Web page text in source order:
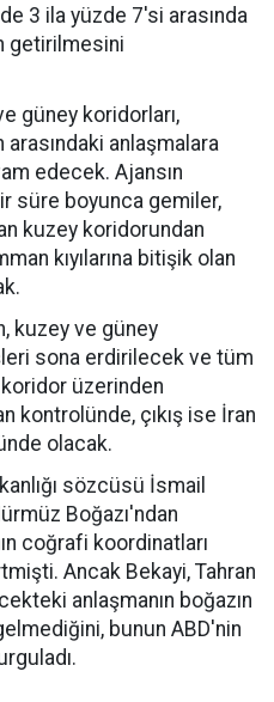
3 ila yüzde 7'si arasında
getirilmesini
güney koridorları,
arasındaki anlaşmalara
edecek. Ajansın
süre boyunca gemiler,
kuzey koridorundan
kıyılarına bitişik olan
kuzey ve güney
sona erdirilecek ve tüm
koridor üzerinden
kontrolünde, çıkış ise İran
olacak.
sözcüsü İsmail
Boğazı'ndan
coğrafi koordinatları
Ancak Bekayi, Tahran
anlaşmanın boğazın
bunun ABD'nin